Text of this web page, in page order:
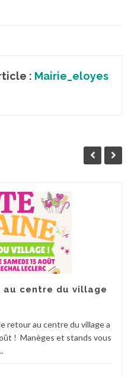
: Mairie_eloyes
centre du village
retour au centre du village a
! Manèges et stands vous